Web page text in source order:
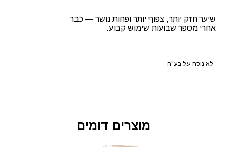
שיער חזק יותר, צפוף יותר ופחות נושר — כבר
אחרי מספר שבועות שימוש קבוע.
לא נוסה על בע"ח
מוצרים דומים